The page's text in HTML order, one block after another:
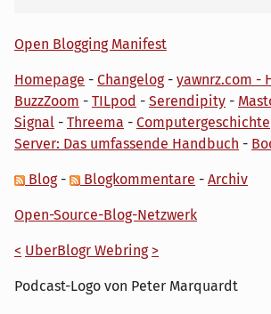
Open Blogging Manifest
Homepage - Changelog- yawnrz.com -
BuzzZoom - TILpod - Serendipity -
Signal - Threema - Computergeschichte
Server: Das umfassende Handbuch -
Blog- Blogkommentare - Archiv
Open-Source-Blog-Netzwerk
< UberBlogr Webring >
Podcast-Logo von Peter Marquardt